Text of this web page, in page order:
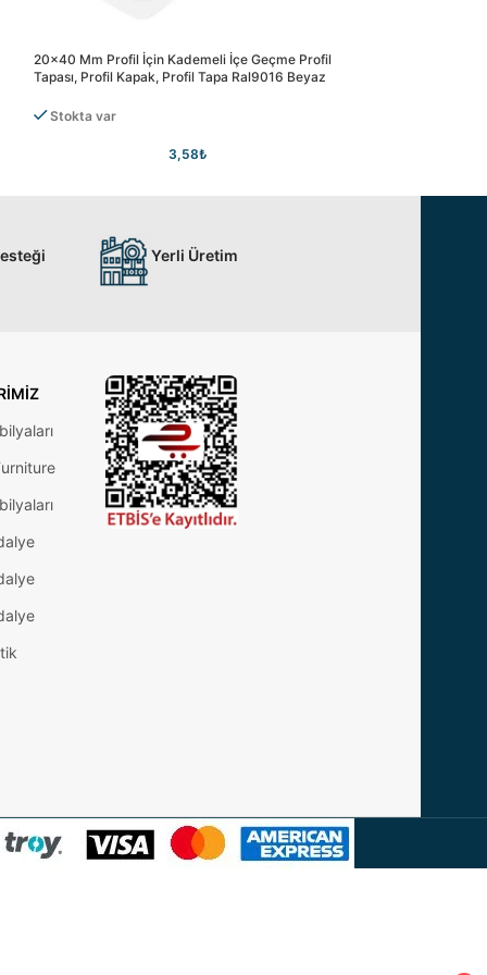
20×40 Mm Profil İçin Kademeli İçe Geçme Profil
Tapası, Profil Kapak, Profil Tapa Ral9016 Beyaz
Stokta var
3,58₺
Yerli Üretim